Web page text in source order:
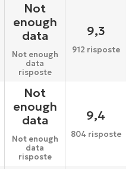
Not
enough
data
Not enough
data
risposte
9,3
912 risposte
Not
enough
data
Not enough
data
risposte
9,4
804 risposte